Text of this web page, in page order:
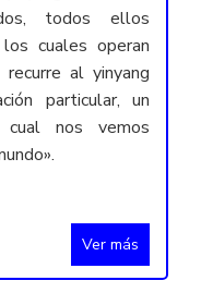
todos ellos
cuales operan
al yinyang
particular, un
nos vemos
Ver más